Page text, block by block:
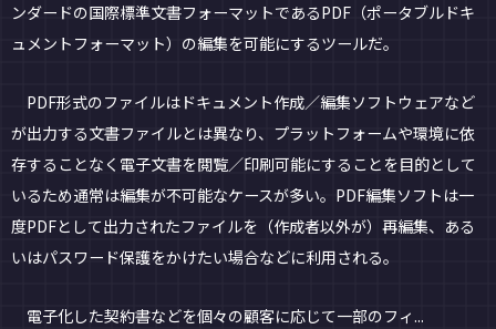
ンダードの国際標準文書フォーマットであるPDF（ポータブルドキ
ュメントフォーマット）の編集を可能にするツールだ。
PDF形式のファイルはドキュメント作成／編集ソフトウェアなど
が出力する文書ファイルとは異なり、プラットフォームや環境に依
存することなく電子文書を閲覧／印刷可能にすることを目的として
いるため通常は編集が不可能なケースが多い。PDF編集ソフトは一
度PDFとして出力されたファイルを（作成者以外が）再編集、ある
いはパスワード保護をかけたい場合などに利用される。
電子化した契約書などを個々の顧客に応じて一部のフィ...